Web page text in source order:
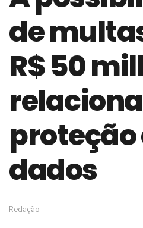
de governança
O desenho
estratégia
materiais
A próxima
A IA elevou a
complexa ficou
A verificação
cabos e
A fabricação
A sua indústria
de
R$ 50
proteção
dados
Redação